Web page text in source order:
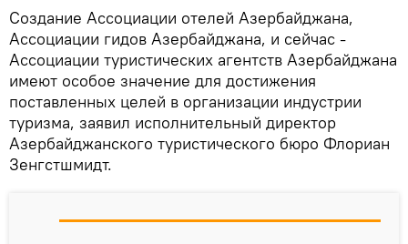
Создание Ассоциации отелей Азербайджана,
Ассоциации гидов Азербайджана, и сейчас -
Ассоциации туристических агентств Азербайджана
имеют особое значение для достижения
поставленных целей в организации индустрии
туризма, заявил исполнительный директор
Азербайджанского туристического бюро Флориан
Зенгстшмидт.